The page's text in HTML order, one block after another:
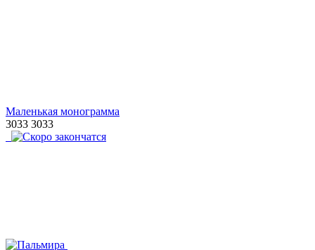
Маленькая монограмма
3033 3033